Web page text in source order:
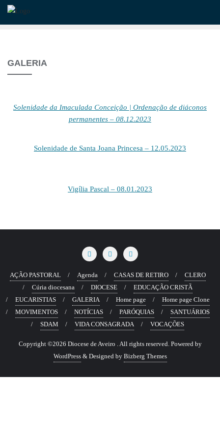
Skip
GALERIA
Solenidade da Imaculada Conceição | Ordenação de diáconos
permanentes – 08.12.2023
Solenidade de Santa Joana Princesa – 12.05.2023
Vigília Pascal – 08.01.2023
AÇÃO PASTORAL Agenda CASAS DE RETIRO
CLERO
Cúria diocesana
DIOCESE
EDUCAÇÃO CRISTÃ
EUCARISTIAS
GALERIA Home page
Home page Clone
MOVIMENTOS
NOTÍCIAS PARÓQUIAS
SANTUÁRIOS
SDAM
VIDA CONSAGRADA VOCAÇÕES
Copyright ©2026 Diocese de Aveiro . All rights reserved. Powered by
WordPress & Designed by Bizberg Themes